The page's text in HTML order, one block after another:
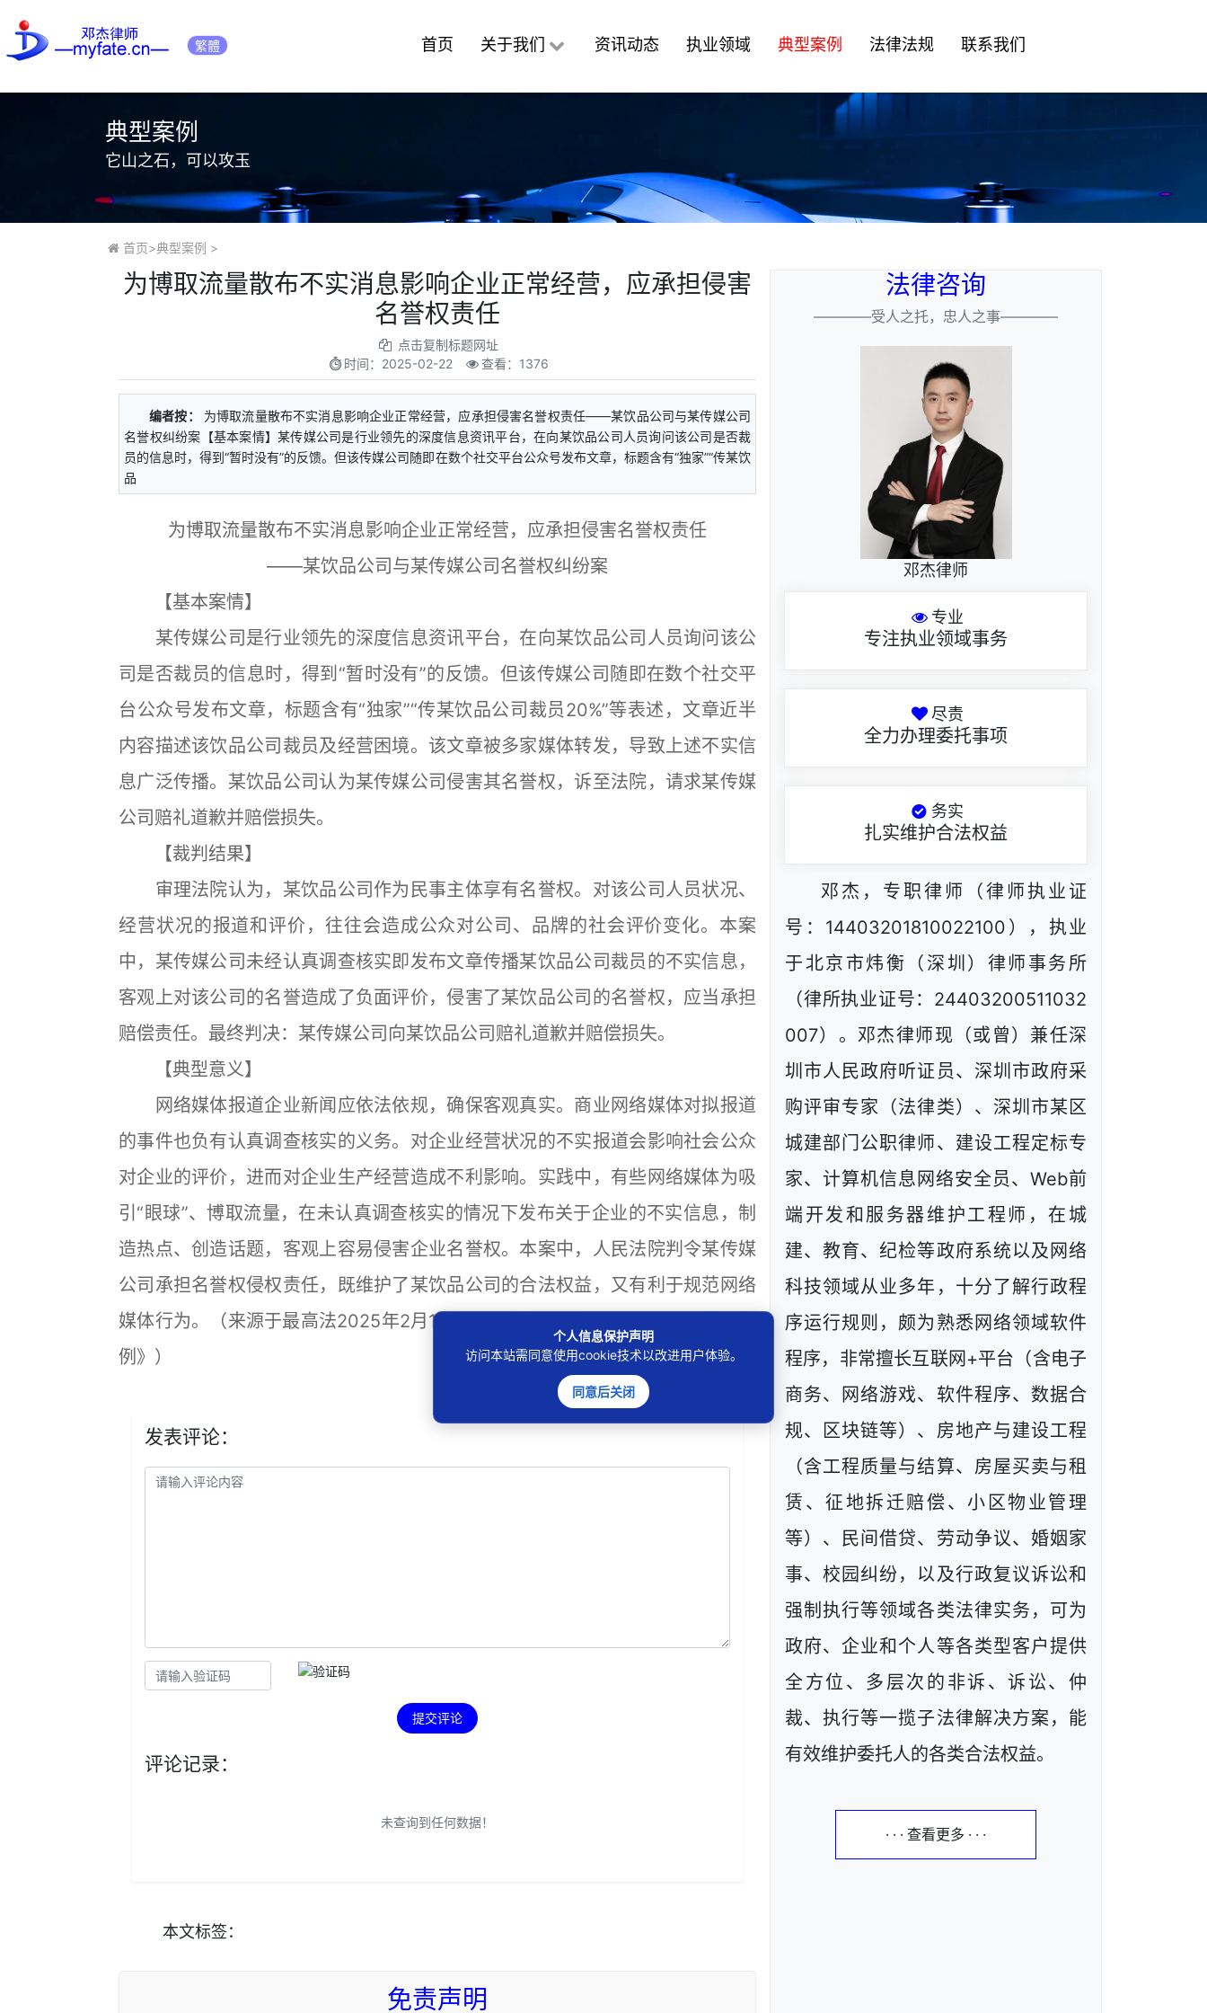
繁體 首页 关于我们 资讯动态 执业领域 典型案例 法律法规 联系我们
典型案例
它山之石，可以攻玉
首页>典型案例 >
为博取流量散布不实消息影响企业正常经营，应承担侵害
名誉权责任
点击复制标题网址
时间： 2025-02-22 查看：1376
编者按：
为博取流量散布不实消息影响企业正常经营，应承担侵害名誉权责任——某饮品公司与某传媒公司
名誉权纠纷案【基本案情】某传媒公司是行业领先的深度信息资讯平台，在向某饮品公司人员询问该公司是否裁
员的信息时，得到“暂时没有”的反馈。但该传媒公司随即在数个社交平台公众号发布文章，标题含有“独家”“传某饮
品
为博取流量散布不实消息影响企业正常经营，应承担侵害名誉权责任
——某饮品公司与某传媒公司名誉权纠纷案
【基本案情】
某传媒公司是行业领先的深度信息资讯平台，在向某饮品公司人员询问该公
司是否裁员的信息时，得到“暂时没有”的反馈。但该传媒公司随即在数个社交平
台公众号发布文章，标题含有“独家”“传某饮品公司裁员20%”等表述，文章近半
内容描述该饮品公司裁员及经营困境。该文章被多家媒体转发，导致上述不实信
息广泛传播。某饮品公司认为某传媒公司侵害其名誉权，诉至法院，请求某传媒
公司赔礼道歉并赔偿损失。
【裁判结果】
审理法院认为，某饮品公司作为民事主体享有名誉权。对该公司人员状况、
经营状况的报道和评价，往往会造成公众对公司、品牌的社会评价变化。本案
中，某传媒公司未经认真调查核实即发布文章传播某饮品公司裁员的不实信息，
客观上对该公司的名誉造成了负面评价，侵害了某饮品公司的名誉权，应当承担
赔偿责任。最终判决：某传媒公司向某饮品公司赔礼道歉并赔偿损失。
【典型意义】
网络媒体报道企业新闻应依法依规，确保客观真实。商业网络媒体对拟报道
的事件也负有认真调查核实的义务。对企业经营状况的不实报道会影响社会公众
对企业的评价，进而对企业生产经营造成不利影响。实践中，有些网络媒体为吸
引“眼球”、博取流量，在未认真调查核实的情况下发布关于企业的不实信息，制
造热点、创造话题，客观上容易侵害企业名誉权。本案中，人民法院判令某传媒
公司承担名誉权侵权责任，既维护了某饮品公司的合法权益，又有利于规范网络
媒体行为。（来源于最高法2025年2月17日发布的《企业名誉权司法保护典型案
例》）
发表评论：
提交评论
评论记录：
未查询到任何数据！
本文标签：
免责声明
法律咨询
————受人之托，忠人之事————
邓杰律师
专业
专注执业领域事务
尽责
全力办理委托事项
务实
扎实维护合法权益
邓杰，专职律师（律师执业证
号：14403201810022100），执业
于北京市炜衡（深圳）律师事务所
（律所执业证号：24403200511032
007）。邓杰律师现（或曾）兼任深
圳市人民政府听证员、深圳市政府采
购评审专家（法律类）、深圳市某区
城建部门公职律师、建设工程定标专
家、计算机信息网络安全员、Web前
端开发和服务器维护工程师，在城
建、教育、纪检等政府系统以及网络
科技领域从业多年，十分了解行政程
序运行规则，颇为熟悉网络领域软件
程序，非常擅长互联网+平台（含电子
商务、网络游戏、软件程序、数据合
规、区块链等）、房地产与建设工程
（含工程质量与结算、房屋买卖与租
赁、征地拆迁赔偿、小区物业管理
等）、民间借贷、劳动争议、婚姻家
事、校园纠纷，以及行政复议诉讼和
强制执行等领域各类法律实务，可为
政府、企业和个人等各类型客户提供
全方位、多层次的非诉、诉讼、仲
裁、执行等一揽子法律解决方案，能
有效维护委托人的各类合法权益。
· · · 查看更多 · · ·
个人信息保护声明
访问本站需同意使用cookie技术以改进用户体验。
同意后关闭